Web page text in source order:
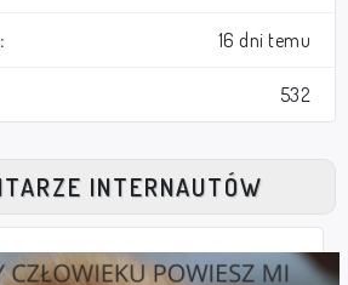
16 dni temu
532
INTERNAUTÓW